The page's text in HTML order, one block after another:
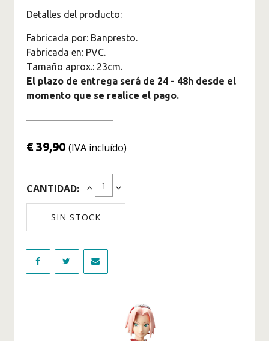
Demon Slayer
Figuras Monster Hunter
Figuras Naruto
Figuras de One Piece
Originales
Saint Seiya Figuras de
Figuras Solo Leveling
Figuras Spy X Family
Figuras The Legend Of
Figuras Tokyo Revengers
Figuras Videojuegos
Detalles del producto:
Fabricada por: Banpresto.
Fabricada en: PVC.
Tamaño aprox.: 23cm.
El plazo de entrega será de 24 - 48h desde el
momento que se realice el pago.
€ 39,90 (IVA incluído)
CANTIDAD:
SIN STOCK